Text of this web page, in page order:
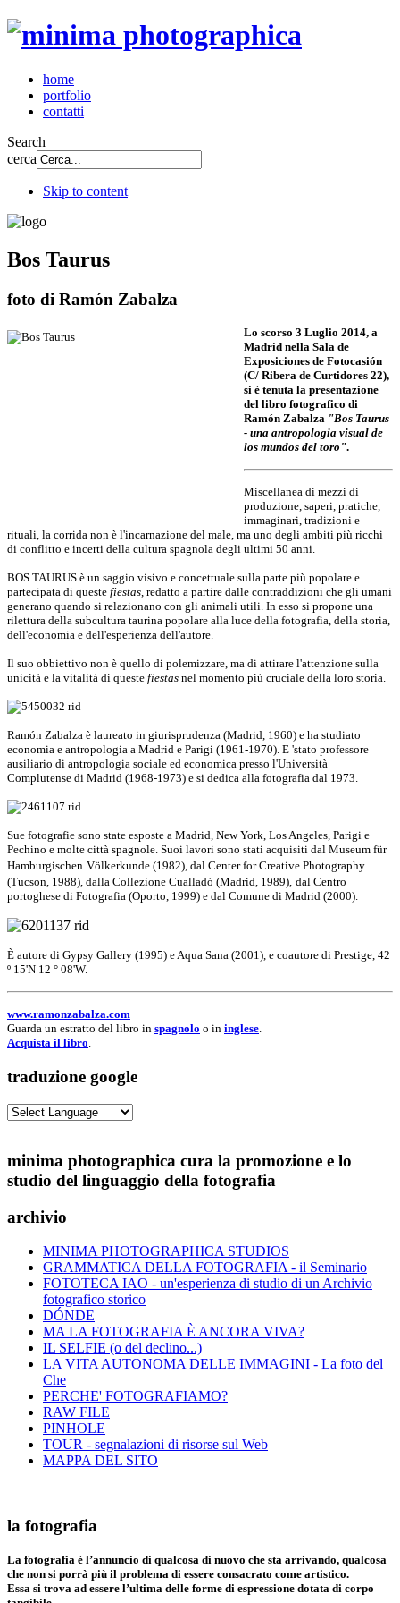
home
portfolio
contatti
Search
cerca
Skip to content
Bos Taurus
foto di Ramón Zabalza
Lo scorso 3 Luglio 2014, a
Madrid nella Sala de
Exposiciones de Fotocasión
(C/ Ribera de Curtidores 22),
si è tenuta la presentazione
del libro fotografico di
Ramón Zabalza "Bos Taurus
- una antropologia visual de
los mundos del toro".
Miscellanea di mezzi di
produzione, saperi, pratiche,
immaginari, tradizioni e
rituali, la corrida non è l'incarnazione del male, ma uno degli ambiti più ricchi
di conflitto e incerti della cultura spagnola degli ultimi 50 anni.
BOS TAURUS è un saggio visivo e concettuale sulla parte più popolare e
partecipata di queste fiestas, redatto a partire dalle contraddizioni che gli umani
generano quando si relazionano con gli animali utili. In esso si propone una
rilettura della subcultura taurina popolare alla luce della fotografia, della storia,
dell'economia e dell'esperienza dell'autore.
Il suo obbiettivo non è quello di polemizzare, ma di attirare l'attenzione sulla
unicità e la vitalità di queste fiestas nel momento più cruciale della loro storia.
Ramón Zabalza è laureato in giurisprudenza (Madrid, 1960) e ha studiato
economia e antropologia a Madrid e Parigi (1961-1970). E 'stato professore
ausiliario di antropologia sociale ed economica presso l'Università
Complutense di Madrid (1968-1973) e si dedica alla fotografia dal 1973.
Sue fotografie sono state esposte a Madrid, New York, Los Angeles, Parigi e
Pechino e molte città spagnole. Suoi lavori sono stati acquisiti dal Museum für
Hamburgischen Völkerkunde (1982), dal Center for Creative Photography
(Tucson, 1988), dalla Collezione Cualladó (Madrid, 1989), dal Centro
portoghese di Fotografia (Oporto, 1999) e dal Comune di Madrid (2000).
È autore di Gypsy Gallery (1995) e Aqua Sana (2001), e coautore di Prestige, 42
º 15'N 12 ° 08'W.
www.ramonzabalza.com
Guarda un estratto del libro in spagnolo o in inglese.
Acquista il libro.
traduzione google
minima photographica cura la promozione e lo
studio del linguaggio della fotografia
archivio
MINIMA PHOTOGRAPHICA STUDIOS
GRAMMATICA DELLA FOTOGRAFIA - il Seminario
FOTOTECA IAO - un'esperienza di studio di un Archivio
fotografico storico
DÓNDE
MA LA FOTOGRAFIA È ANCORA VIVA?
IL SELFIE (o del declino...)
LA VITA AUTONOMA DELLE IMMAGINI - La foto del
Che
PERCHE' FOTOGRAFIAMO?
RAW FILE
PINHOLE
TOUR - segnalazioni di risorse sul Web
MAPPA DEL SITO
la fotografia
La fotografia è l’annuncio di qualcosa di nuovo che sta arrivando, qualcosa
che non si porrà più il problema di essere consacrato come artistico.
Essa si trova ad essere l’ultima delle forme di espressione dotata di corpo